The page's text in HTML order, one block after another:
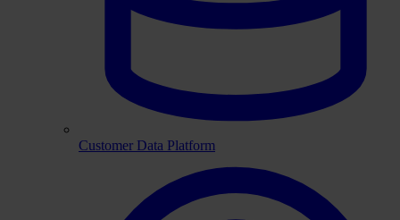
Customer Data Platform